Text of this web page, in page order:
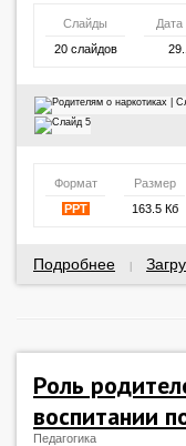
Слайды
Дата
20 слайдов
Формат
Размер
PPT
163.5 Кб
Подробнее
Роль
воспитании
Педагогика